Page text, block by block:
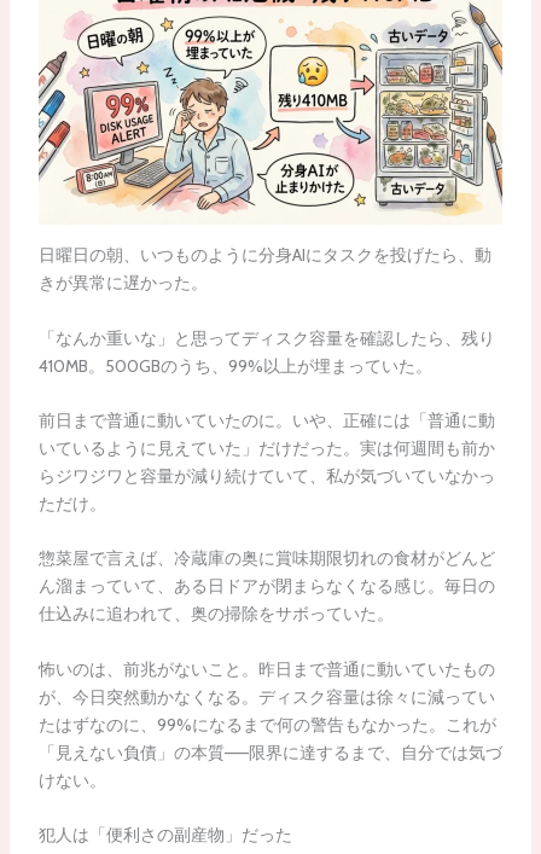
日曜日の朝、いつものように分身AIにタスクを投げたら、動
きが異常に遅かった。
「なんか重いな」と思ってディスク容量を確認したら、残り
410MB。500GBのうち、99%以上が埋まっていた。
前日まで普通に動いていたのに。いや、正確には「普通に動
いているように見えていた」だけだった。実は何週間も前か
らジワジワと容量が減り続けていて、私が気づいていなかっ
ただけ。
惣菜屋で言えば、冷蔵庫の奥に賞味期限切れの食材がどんど
ん溜まっていて、ある日ドアが閉まらなくなる感じ。毎日の
仕込みに追われて、奥の掃除をサボっていた。
怖いのは、前兆がないこと。昨日まで普通に動いていたもの
が、今日突然動かなくなる。ディスク容量は徐々に減ってい
たはずなのに、99%になるまで何の警告もなかった。これが
「見えない負債」の本質——限界に達するまで、自分では気づ
けない。
犯人は「便利さの副産物」だった